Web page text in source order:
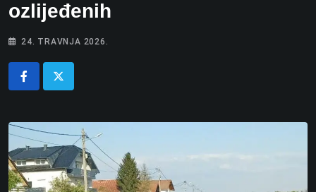
ozlijeđenih
24. TRAVNJA 2026.